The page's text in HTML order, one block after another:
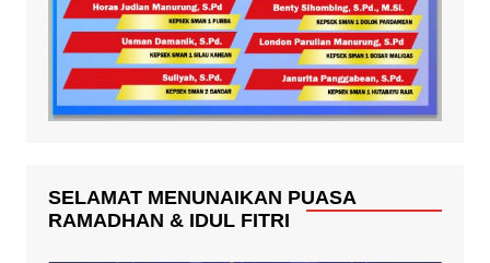
SELAMAT MENUNAIKAN PUASA
RAMADHAN & IDUL FITRI